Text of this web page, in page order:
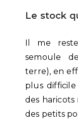
Le stock
Il me
semoule
terre), en
plus difficile
des haricots
des petits